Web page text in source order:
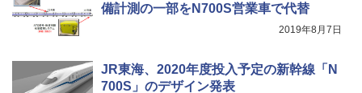
備計測の一部をN700S営業車で代替
2019年8月7日
JR東海、2020年度投入予定の新幹線「N
700S」のデザイン発表